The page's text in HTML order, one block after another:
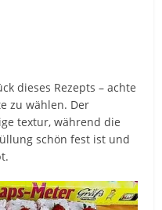
dieses Rezepts – achte
zu wählen. Der
textur, während die
schön fest ist und